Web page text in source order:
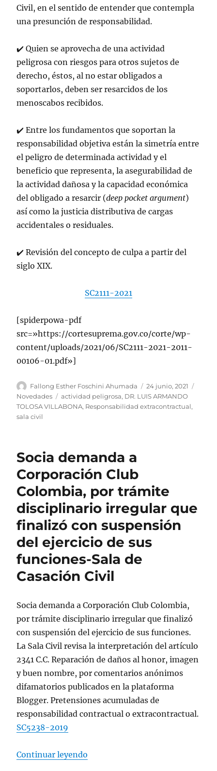
Civil, en el sentido de entender que contempla
una presunción de responsabilidad.
✔️ Quien se aprovecha de una actividad
peligrosa con riesgos para otros sujetos de
derecho, éstos, al no estar obligados a
soportarlos, deben ser resarcidos de los
menoscabos recibidos.
✔️ Entre los fundamentos que soportan la
responsabilidad objetiva están la simetría entre
el peligro de determinada actividad y el
beneficio que representa, la asegurabilidad de
la actividad dañosa y la capacidad económica
del obligado a resarcir (deep pocket argument)
así como la justicia distributiva de cargas
accidentales o residuales.
✔️ Revisión del concepto de culpa a partir del
siglo XIX.
SC2111-2021
[spiderpowa-pdf
src=»https://cortesuprema.gov.co/corte/wp-
content/uploads/2021/06/SC2111-2021-2011-
00106-01.pdf»]
Autor
Fallong Esther Foschini Ahumada
Publicado
el
24 junio, 2021
Novedades
Etiquetas
actividad peligrosa, DR. LUIS ARMANDO
TOLOSA VILLABONA, Responsabilidad extracontractual,
sala civil
Socia demanda a
Corporación Club
Colombia, por trámite
disciplinario irregular que
finalizó con suspensión
del ejercicio de sus
funciones-Sala de
Casación Civil
Socia demanda a Corporación Club Colombia,
por trámite disciplinario irregular que finalizó
con suspensión del ejercicio de sus funciones.
La Sala Civil revisa la interpretación del artículo
2341 C.C. Reparación de daños al honor, imagen
y buen nombre, por comentarios anónimos
difamatorios publicados en la plataforma
Blogger. Pretensiones acumuladas de
responsabilidad contractual o extracontractual.
SC5238-2019
Continuar leyendo